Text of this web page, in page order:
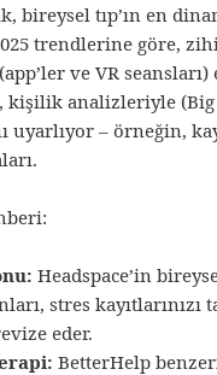
bireysel tıp’ın en
trendlerine göre,
ve VR seansları)
kişilik analizleriyle
uyarlıyor – örneğin,
Headspace’in
stres kayıtlarınızı
eder.
BetterHelp